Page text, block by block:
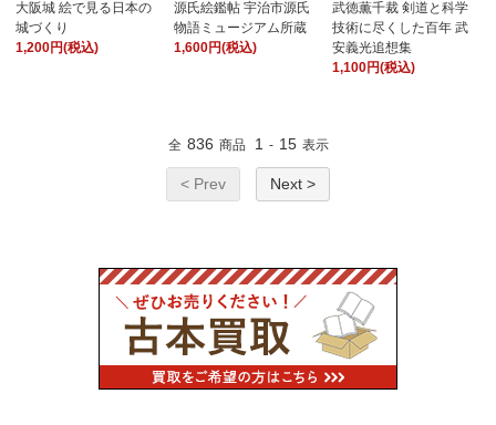
大阪城 絵で見る日本の
城づくり
1,200円(税込)
源氏絵鑑帖 宇治市源氏
物語ミュージアム所蔵
1,600円(税込)
武徳薫千裁 剣道と科学
技術に尽くした百年 武
安義光追想集
1,100円(税込)
全 836 商品 1 - 15 表示
< Prev Next >